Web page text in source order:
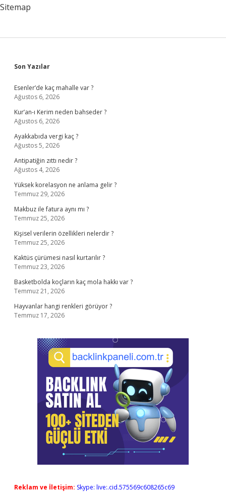
Sitemap
Sidebar
Son Yazılar
Esenler’de kaç mahalle var ?
Ağustos 6, 2026
Kur’an-ı Kerim neden bahseder ?
Ağustos 6, 2026
Ayakkabıda vergi kaç ?
Ağustos 5, 2026
Antipatiğin zıttı nedir ?
Ağustos 4, 2026
Yüksek korelasyon ne anlama gelir ?
Temmuz 29, 2026
Makbuz ile fatura aynı mı ?
Temmuz 25, 2026
Kişisel verilerin özellikleri nelerdir ?
Temmuz 25, 2026
Kaktüs çürümesi nasıl kurtarılır ?
Temmuz 23, 2026
Basketbolda koçların kaç mola hakkı var ?
Temmuz 21, 2026
Hayvanlar hangi renkleri görüyor ?
Temmuz 17, 2026
Reklam ve İletişim: Skype: live:.cid.575569c608265c69